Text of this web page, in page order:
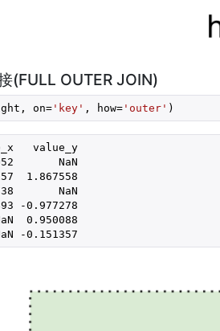
(FULL OUTER JOIN)
on='key' , how='outer'
value_y
NaN
1.867558
NaN
-0.977278
0.950088
-0.151357